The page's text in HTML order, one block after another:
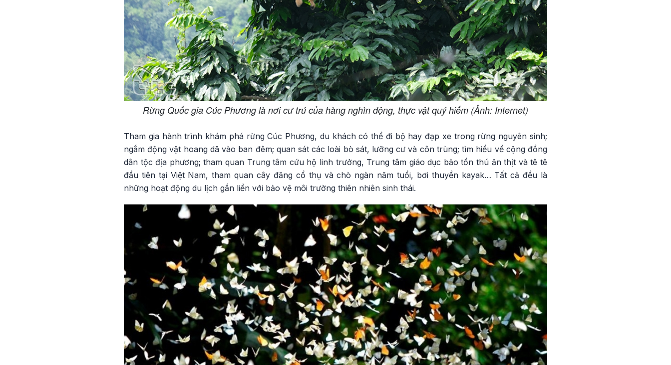
Rừng Quốc gia Cúc Phương là nơi cư trú của hàng nghìn động, thực vật quý hiếm (Ảnh: Internet)
Tham gia hành trình khám phá rừng Cúc Phương, du khách có thể đi bộ hay đạp xe trong rừng nguyên sinh;
ngắm động vật hoang dã vào ban đêm; quan sát các loài bò sát, lưỡng cư và côn trùng; tìm hiểu về cộng đồng
dân tộc địa phương; tham quan Trung tâm cứu hộ linh trưởng, Trung tâm giáo dục bảo tồn thú ăn thịt và tê tê
đầu tiên tại Việt Nam, tham quan cây đăng cổ thụ và chò ngàn năm tuổi, bơi thuyền kayak… Tất cả đều là
những hoạt động du lịch gắn liền với bảo vệ môi trường thiên nhiên sinh thái.